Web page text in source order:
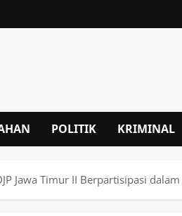
POLITIK KRIMINAL
Jawa Timur II Berpartisipasi